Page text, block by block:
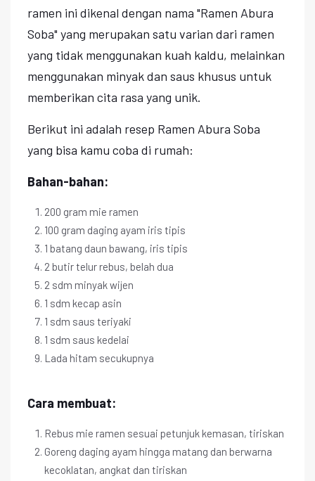
ramen ini dikenal dengan nama "Ramen Abura
Soba" yang merupakan satu varian dari ramen
yang tidak menggunakan kuah kaldu, melainkan
menggunakan minyak dan saus khusus untuk
memberikan cita rasa yang unik.
Berikut ini adalah resep Ramen Abura Soba
yang bisa kamu coba di rumah:
Bahan-bahan:
200 gram mie ramen
100 gram daging ayam iris tipis
1 batang daun bawang, iris tipis
2 butir telur rebus, belah dua
2 sdm minyak wijen
1 sdm kecap asin
1 sdm saus teriyaki
1 sdm saus kedelai
Lada hitam secukupnya
Cara membuat:
Rebus mie ramen sesuai petunjuk kemasan, tiriskan
Goreng daging ayam hingga matang dan berwarna
kecoklatan, angkat dan tiriskan